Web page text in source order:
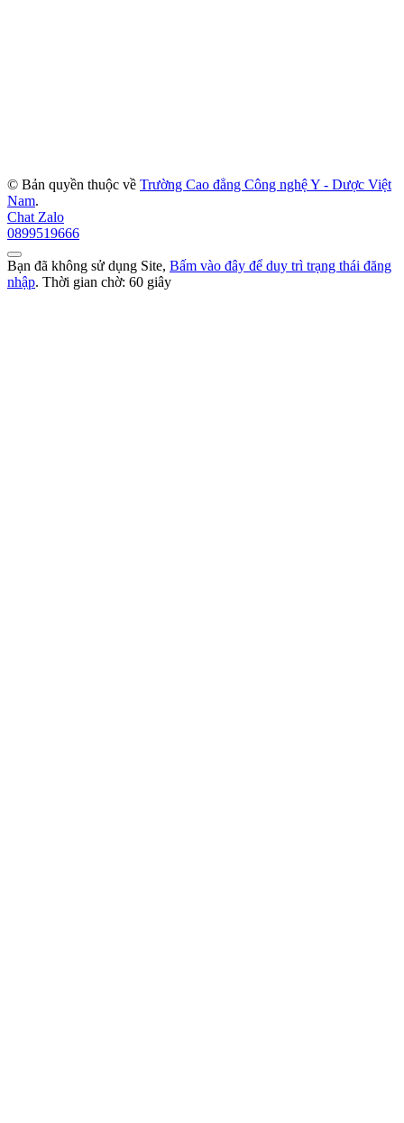
© Bản quyền thuộc về Trường Cao đẳng Công nghệ Y - Dược Việt
Nam.
Chat Zalo
0899519666
Bạn đã không sử dụng Site, Bấm vào đây để duy trì trạng thái đăng
nhập. Thời gian chờ: 60 giây